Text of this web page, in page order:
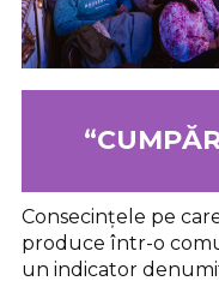
Consecințele pe
produce într-o
un indicator